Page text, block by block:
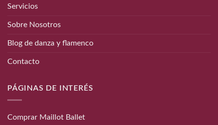
Servicios
Sobre Nosotros
Blog de danza y flamenco
Contacto
PÁGINAS DE INTERÉS
Comprar Maillot Ballet